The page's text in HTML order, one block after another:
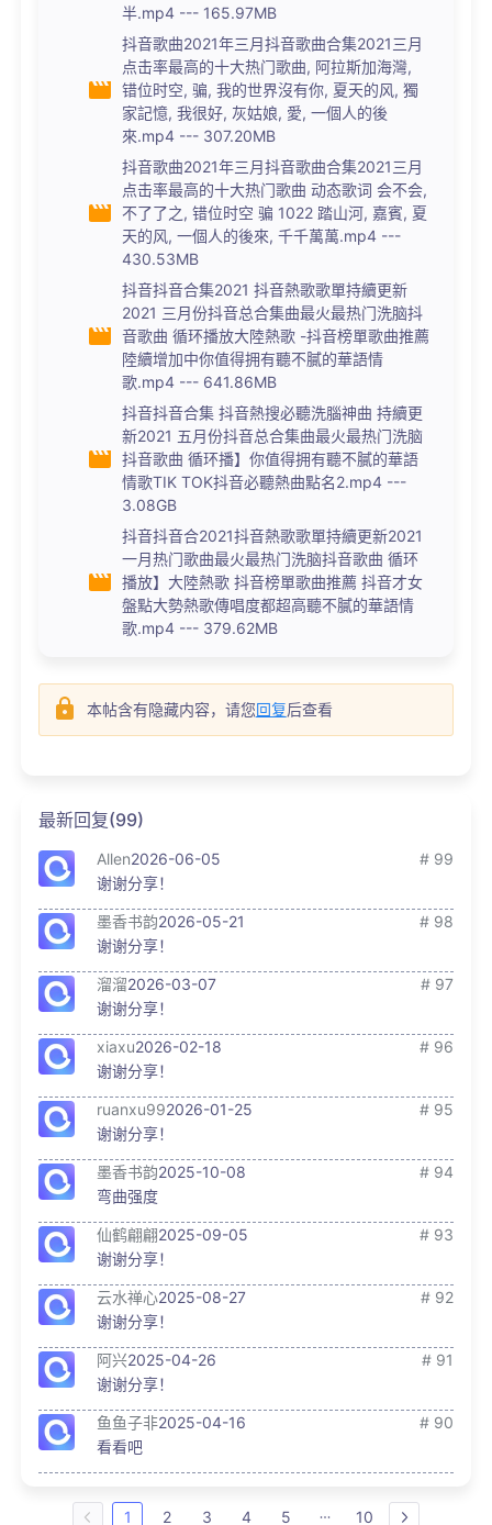
半.mp4 --- 165.97MB
抖音歌曲2021年三月抖音歌曲合集2021三月
点击率最高的十大热门歌曲, 阿拉斯加海灣,
错位时空, 骗, 我的世界沒有你, 夏天的风, 獨
家記憶, 我很好, 灰姑娘, 愛, 一個人的後
來.mp4 --- 307.20MB
抖音歌曲2021年三月抖音歌曲合集2021三月
点击率最高的十大热门歌曲 动态歌词 会不会,
不了了之, 错位时空 骗 1022 踏山河, 嘉賓, 夏
天的风, 一個人的後來, 千千萬萬.mp4 ---
430.53MB
抖音抖音合集2021 抖音熱歌歌單持續更新
2021 三月份抖音总合集曲最火最热门洗脑抖
音歌曲 循环播放大陸熱歌 -抖音榜單歌曲推薦
陸續增加中你值得拥有聽不膩的華語情
歌.mp4 --- 641.86MB
抖音抖音合集 抖音熱搜必聽洗腦神曲 持續更
新2021 五月份抖音总合集曲最火最热门洗脑
抖音歌曲 循环播】你值得拥有聽不膩的華語
情歌TIK TOK抖音必聽熱曲點名2.mp4 ---
3.08GB
抖音抖音合2021抖音熱歌歌單持續更新2021
一月热门歌曲最火最热门洗脑抖音歌曲 循环
播放】大陸熱歌 抖音榜單歌曲推薦 抖音才女
盤點大勢熱歌傳唱度都超高聽不膩的華語情
歌.mp4 --- 379.62MB
本帖含有隐藏内容，请您回复后查看
最新回复(99)
Allen2026-06-05
# 99
谢谢分享！
墨香书韵2026-05-21
# 98
谢谢分享！
溜溜2026-03-07
# 97
谢谢分享！
xiaxu2026-02-18
# 96
谢谢分享！
ruanxu992026-01-25
# 95
谢谢分享！
墨香书韵2025-10-08
# 94
弯曲强度
仙鹤翩翩2025-09-05
# 93
谢谢分享！
云水禅心2025-08-27
# 92
谢谢分享！
阿兴2025-04-26
# 91
谢谢分享！
鱼鱼子非2025-04-16
# 90
看看吧
1 2 3 4 5 10